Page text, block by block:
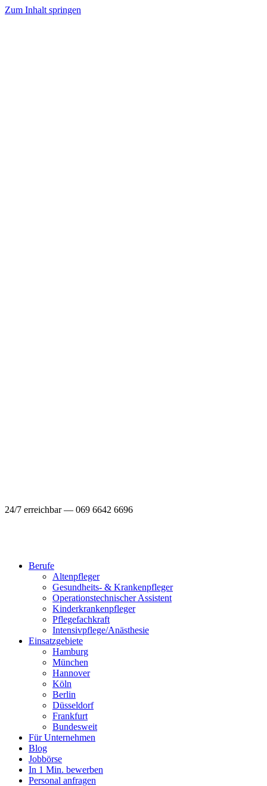
Zum Inhalt springen
24/7 erreichbar — 069 6642 6696
Berufe
Altenpfleger
Gesundheits- & Krankenpfleger
Operationstechnischer Assistent
Kinderkrankenpfleger
Pflegefachkraft
Intensivpflege/Anästhesie
Einsatzgebiete
Hamburg
München
Hannover
Köln
Berlin
Düsseldorf
Frankfurt
Bundesweit
Für Unternehmen
Blog
Jobbörse
In 1 Min. bewerben
Personal anfragen